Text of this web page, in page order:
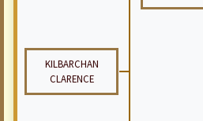
KILBARCHAN
CLARENCE